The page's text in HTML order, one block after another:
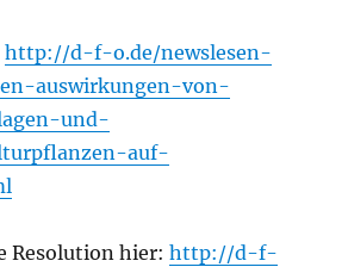
http://d-f-o.de/newslesen-
auswirkungen-von-
und-
auf-
Resolution hier:http://d-f-